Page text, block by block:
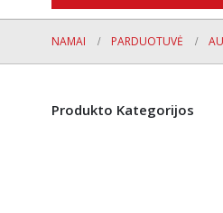
NAMAI PARDUOTUVĖ
Produkto Kategorijos